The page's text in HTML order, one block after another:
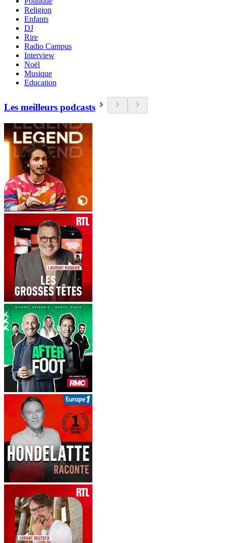
Religion
Enfants
DJ
Rire
Radio Campus
Interview
Noël
Musique
Education
Les meilleurs podcasts